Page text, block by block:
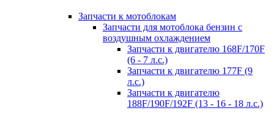
Запчасти к мотоблокам
Запчасти для мотоблока бензин с
воздушным охлаждением
Запчасти к двигателю 168F/170F
(6 - 7 л.с.)
Запчасти к двигателю 177F (9
л.с.)
Запчасти к двигателю
188F/190F/192F (13 - 16 - 18 л.с.)